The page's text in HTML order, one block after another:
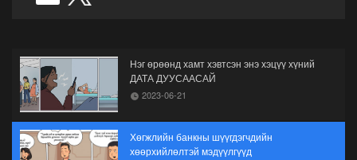
Нэг өрөөнд хамт хэвтсэн энэ хэцүү хүний
ДАТА ДУУСААСАЙ
2023-06-21
Хөгжлийн банкны шүүгдэгчдийн
хөөрхийлөлтэй мэдүүлгүүд